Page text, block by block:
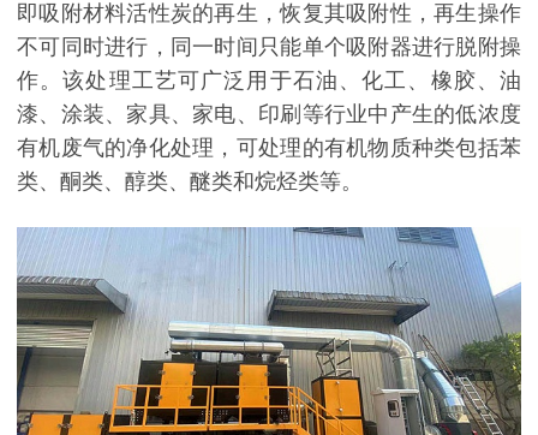
即吸附材料活性炭的再生，恢复其吸附性，再生操作
不可同时进行，同一时间只能单个吸附器进行脱附操
作。该处理工艺可广泛用于石油、化工、橡胶、油
漆、涂装、家具、家电、印刷等行业中产生的低浓度
有机废气的净化处理，可处理的有机物质种类包括苯
类、酮类、醇类、醚类和烷烃类等。